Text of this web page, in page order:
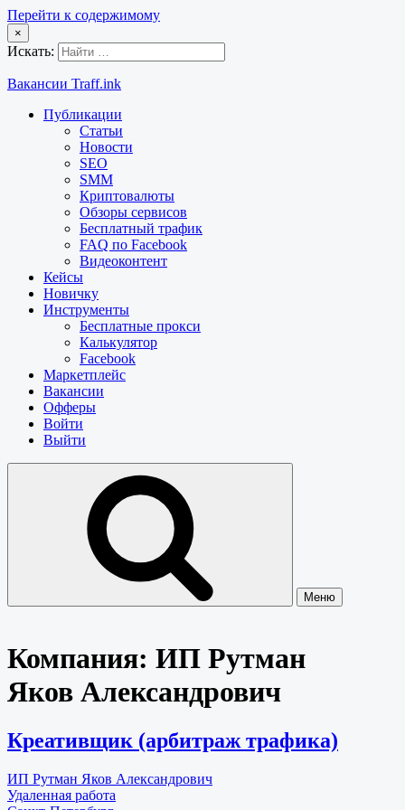
Перейти к содержимому
×
Искать:
Вакансии Traff.ink
Публикации
Статьи
Новости
SEO
SMM
Криптовалюты
Обзоры сервисов
Бесплатный трафик
FAQ по Facebook
Видеоконтент
Кейсы
Новичку
Инструменты
Бесплатные прокси
Калькулятор
Facebook
Маркетплейс
Вакансии
Офферы
Войти
Выйти
Меню
Компания: ИП Рутман
Яков Александрович
Креативщик (арбитраж трафика)
ИП Рутман Яков Александрович
Удаленная работа